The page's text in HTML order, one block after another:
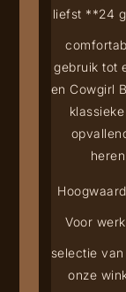
liefst **24
gebruik tot
en Cowgirl
heren.
Voor
selectie
onze